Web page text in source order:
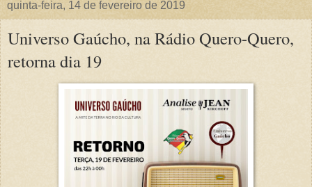
quinta-feira, 14 de fevereiro de 2019
Universo Gaúcho, na Rádio Quero-Quero,
retorna dia 19